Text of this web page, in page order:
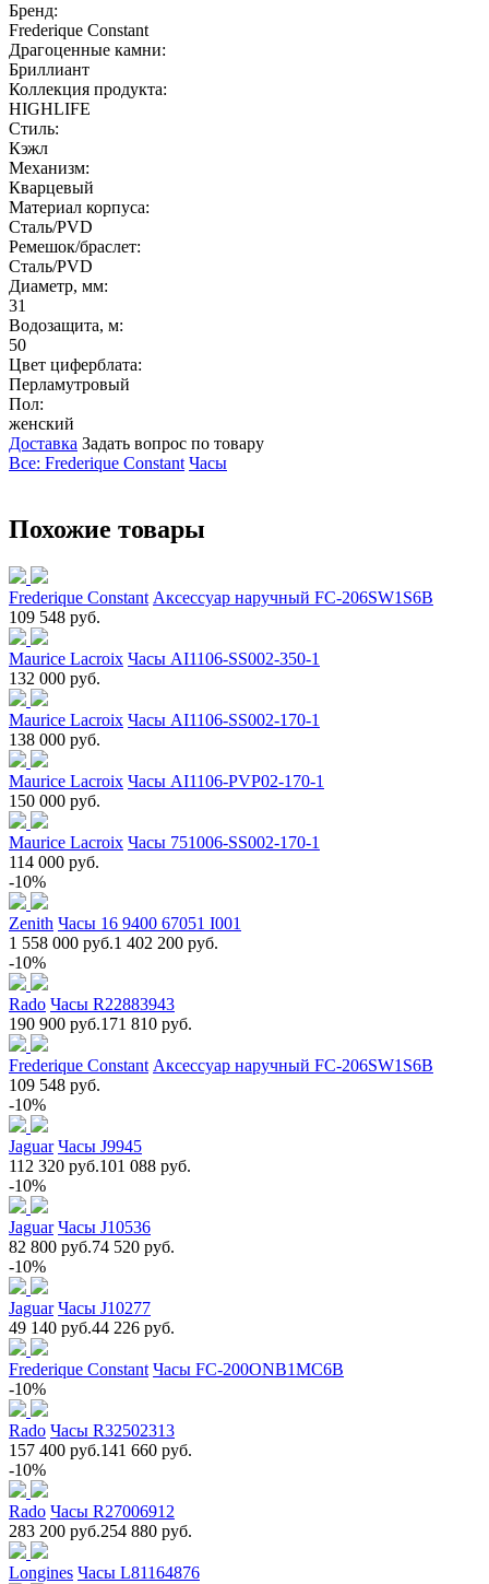
Бренд:
Frederique Constant
Драгоценные камни:
Бриллиант
Коллекция продукта:
HIGHLIFE
Стиль:
Кэжл
Механизм:
Кварцевый
Материал корпуса:
Сталь/PVD
Ремешок/браслет:
Сталь/PVD
Диаметр, мм:
31
Водозащита, м:
50
Цвет циферблата:
Перламутровый
Пол:
женский
Доставка Задать вопрос по товару
Все: Frederique Constant Часы
Похожие товары
Frederique Constant Аксессуар наручный FC-206SW1S6B
109 548 руб.
Maurice Lacroix Часы AI1106-SS002-350-1
132 000 руб.
Maurice Lacroix Часы AI1106-SS002-170-1
138 000 руб.
Maurice Lacroix Часы AI1106-PVP02-170-1
150 000 руб.
Maurice Lacroix Часы 751006-SS002-170-1
114 000 руб.
-10%
Zenith Часы 16 9400 67051 I001
1 558 000 руб.1 402 200 руб.
-10%
Rado Часы R22883943
190 900 руб.171 810 руб.
Frederique Constant Аксессуар наручный FC-206SW1S6B
109 548 руб.
-10%
Jaguar Часы J9945
112 320 руб.101 088 руб.
-10%
Jaguar Часы J10536
82 800 руб.74 520 руб.
-10%
Jaguar Часы J10277
49 140 руб.44 226 руб.
Frederique Constant Часы FC-200ONB1MC6B
-10%
Rado Часы R32502313
157 400 руб.141 660 руб.
-10%
Rado Часы R27006912
283 200 руб.254 880 руб.
Longines Часы L81164876